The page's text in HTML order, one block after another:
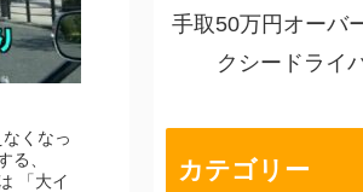
くなっ
る、
「大イ
手取50万円オーバ
クシードライ
カテゴリー